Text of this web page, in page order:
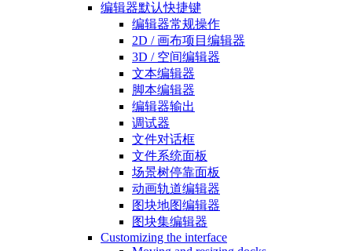
编辑器默认快捷键
编辑器常规操作
2D / 画布项目编辑器
3D / 空间编辑器
文本编辑器
脚本编辑器
编辑器输出
调试器
文件对话框
文件系统面板
场景树停靠面板
动画轨道编辑器
图块地图编辑器
图块集编辑器
Customizing the interface